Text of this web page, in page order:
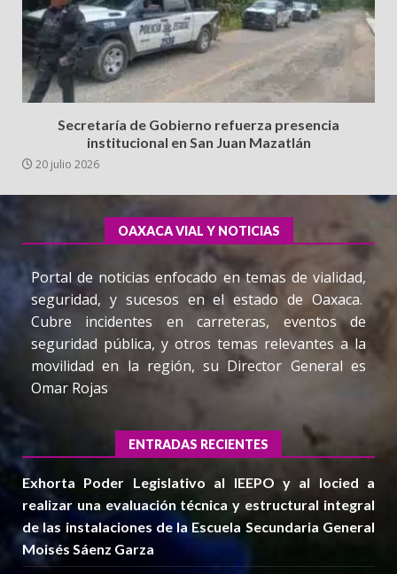
Secretaría de Gobierno refuerza presencia
institucional en San Juan Mazatlán
20 julio 2026
OAXACA VIAL Y NOTICIAS
Portal de noticias enfocado en temas de vialidad,
seguridad, y sucesos en el estado de Oaxaca.
Cubre incidentes en carreteras, eventos de
seguridad pública, y otros temas relevantes a la
movilidad en la región, su Director General es
Omar Rojas
ENTRADAS RECIENTES
Exhorta Poder Legislativo al IEEPO y al Iocied a
realizar una evaluación técnica y estructural integral
de las instalaciones de la Escuela Secundaria General
Moisés Sáenz Garza